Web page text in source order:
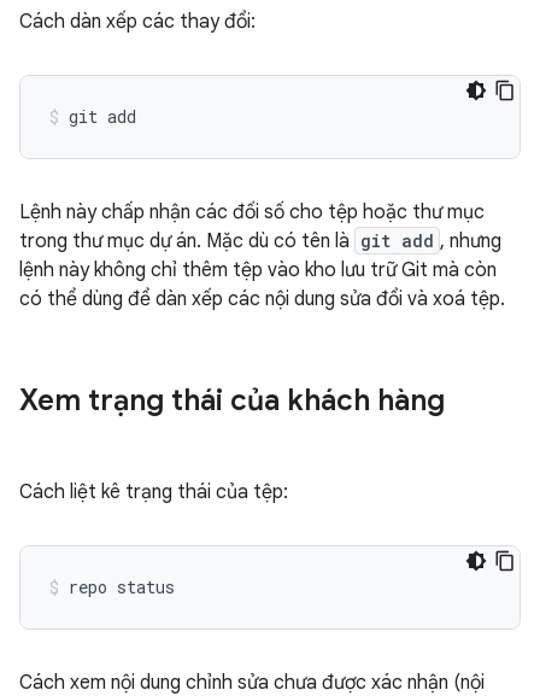
Cách dàn xếp các thay đổi:
Lệnh này chấp nhận các đối số cho tệp hoặc thư mục
trong thư mục dự án. Mặc dù có tên là git add , nhưng
lệnh này không chỉ thêm tệp vào kho lưu trữ Git mà còn
có thể dùng để dàn xếp các nội dung sửa đổi và xoá tệp.
Xem trạng thái của khách hàng
Cách liệt kê trạng thái của tệp:
Cách xem nội dung chỉnh sửa chưa được xác nhận (nội